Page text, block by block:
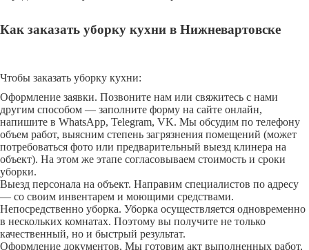
Как заказать уборку кухни в Нижневартовске
Чтобы заказать уборку кухни:
Оформление заявки. Позвоните нам или свяжитесь с нами
другим способом — заполните форму на сайте онлайн,
напишите в WhatsApp, Telegram, VK. Мы обсудим по телефону
объем работ, выясним степень загрязнения помещений (может
потребоваться фото или предварительный выезд клинера на
объект). На этом же этапе согласовываем стоимость и сроки
уборки.
Выезд персонала на объект. Направим специалистов по адресу
— со своим инвентарем и моющими средствами.
Непосредственно уборка. Уборка осуществляется одновременно
в нескольких комнатах. Поэтому вы получите не только
качественный, но и быстрый результат.
Оформление документов. Мы готовим акт выполненных работ,